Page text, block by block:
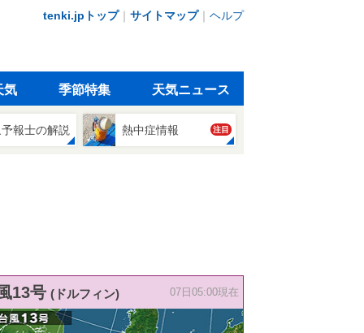
tenki.jpトップ｜ サイトマップ｜ ヘルプ
気 季節特集 天気ニュース
報士の解説 熱中症情報 注目
13号 (ドルフィン) 07日05:00現在